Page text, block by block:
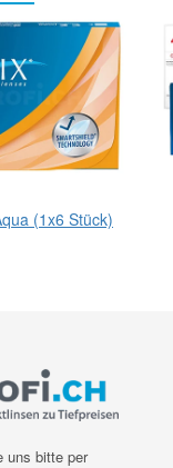
(1x6 Stück)
uns bitte per